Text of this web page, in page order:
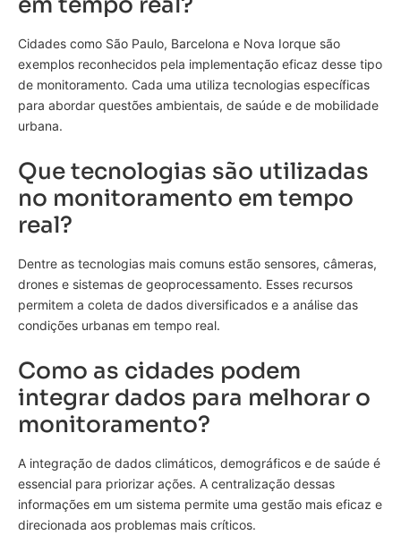
Cidades como São Paulo, Barcelona e Nova Iorque são
exemplos reconhecidos pela implementação eficaz desse tipo
de monitoramento. Cada uma utiliza tecnologias específicas
para abordar questões ambientais, de saúde e de mobilidade
urbana.
Que tecnologias são utilizadas
no monitoramento em tempo
real?
Dentre as tecnologias mais comuns estão sensores, câmeras,
drones e sistemas de geoprocessamento. Esses recursos
permitem a coleta de dados diversificados e a análise das
condições urbanas em tempo real.
Como as cidades podem
integrar dados para melhorar o
monitoramento?
A integração de dados climáticos, demográficos e de saúde é
essencial para priorizar ações. A centralização dessas
informações em um sistema permite uma gestão mais eficaz e
direcionada aos problemas mais críticos.